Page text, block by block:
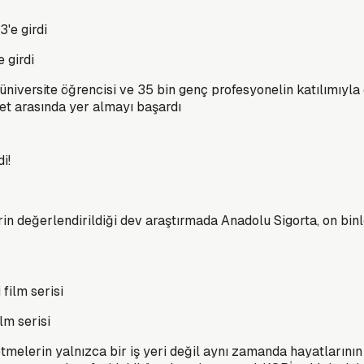
girdi
öğrencisi ve 35 bin genç profesyonelin
yer almayı başardı
değerlendirildiği dev araştırmada Anadolu Sigorta, on
serisi
yalnızca bir iş yeri değil aynı zamanda